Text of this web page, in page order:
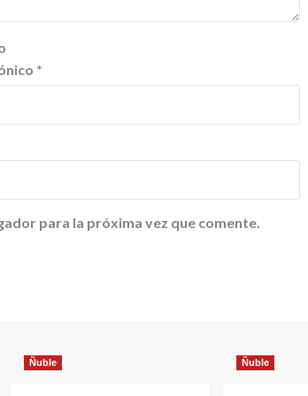
*
para la próxima vez que comente.
Ñuble Ñuble